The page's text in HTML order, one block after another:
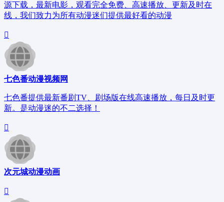
源下载，最新电影，观看完全免费、高速播放、更新及时在
线，我们致力为所有动漫迷们提供最好看的动漫
七色番动漫视频网
七色番提供最新番剧TV、剧场版在线高速播放，每日及时更
新。是动漫迷的不二选择！
次元城动漫动画